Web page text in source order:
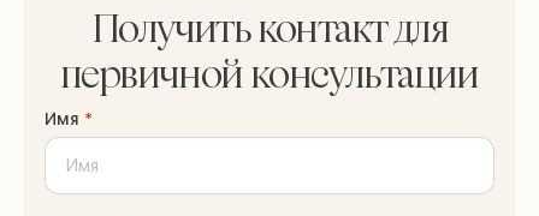
Получить контакт для
первичной консультации
Имя *